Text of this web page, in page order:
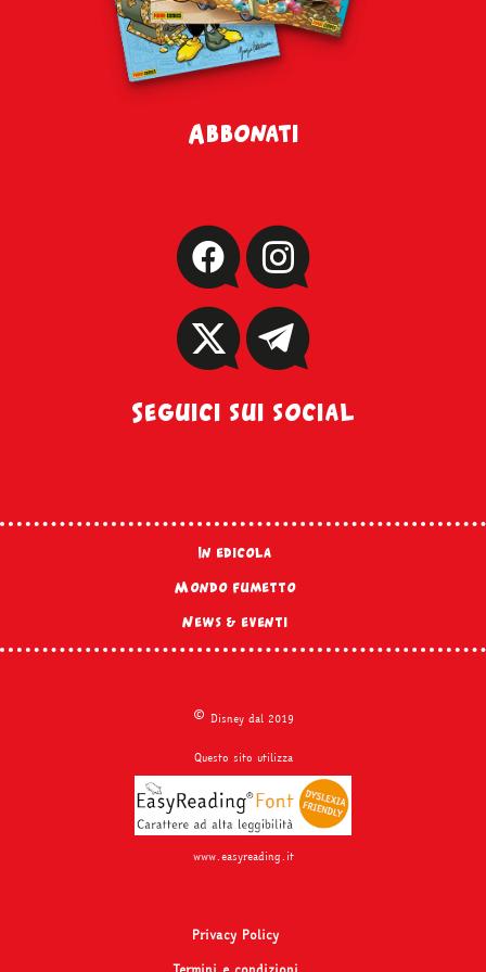
Abbonati
Seguici sui social
In edicola
Mondo fumetto
News & eventi
© Disney dal 2019
Questo sito utilizza
www.easyreading.it
Privacy Policy